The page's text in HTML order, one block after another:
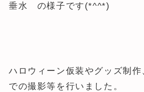
垂水 の様子です(*^^*)
ハロウィーン仮装やグッズ制作
での撮影等を行いました。